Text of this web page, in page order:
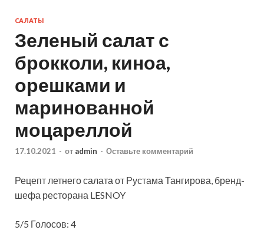
САЛАТЫ
Зеленый салат с
брокколи, киноа,
орешками и
маринованной
моцареллой
17.10.2021 - от admin - Оставьте комментарий
Рецепт летнего салата от Рустама Тангирова, бренд-
шефа ресторана LESNOY
5/5 Голосов: 4